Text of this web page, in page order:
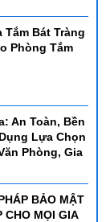
Bát Tràng
Phòng Tắm
An Toàn, Bền
Lựa Chọn
Phòng, Gia
BẢO MẬT
CHO MỌI GIA